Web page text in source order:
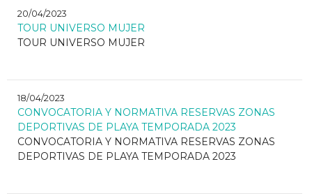
20/04/2023
TOUR UNIVERSO MUJER
TOUR UNIVERSO MUJER
18/04/2023
CONVOCATORIA Y NORMATIVA RESERVAS ZONAS
DEPORTIVAS DE PLAYA TEMPORADA 2023
CONVOCATORIA Y NORMATIVA RESERVAS ZONAS
DEPORTIVAS DE PLAYA TEMPORADA 2023